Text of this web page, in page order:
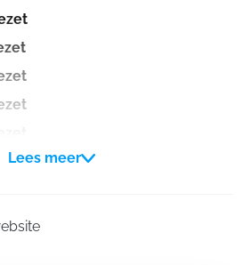
Lees meer